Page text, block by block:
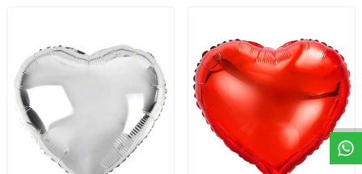
W
h
a
t
a
p
p
D
e
s
t
e
H
a
t
t